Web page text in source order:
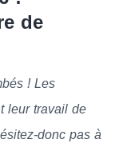
de
! Les
leur travail de
donc pas à